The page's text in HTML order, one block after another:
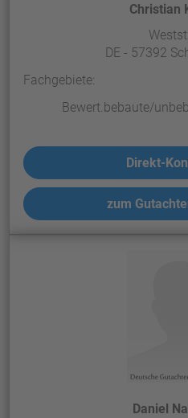
Christian
DE - 57392
Fachgebiete:
Bewert.bebaute/
Direkt-
zum
Daniel